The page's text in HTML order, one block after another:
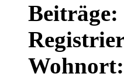
Beiträge:
Wohnort: